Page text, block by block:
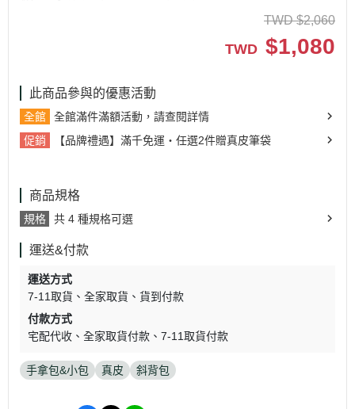
TWD $2,060
TWD $1,080
此商品參與的優惠活動
全館
全館滿件滿額活動，請查閱詳情
促銷
【品牌禮遇】滿千免運・任選2件贈真皮筆袋
商品規格
規格 共 4 種規格可選
運送&付款
運送方式
7-11取貨
全家取貨
貨到付款
付款方式
宅配代收
全家取貨付款 7-11取貨付款
手拿包&小包 真皮 斜背包